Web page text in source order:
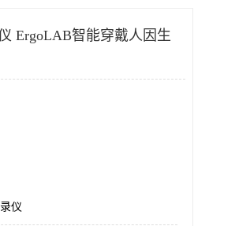
ErgoLAB智能穿戴人因生
仪